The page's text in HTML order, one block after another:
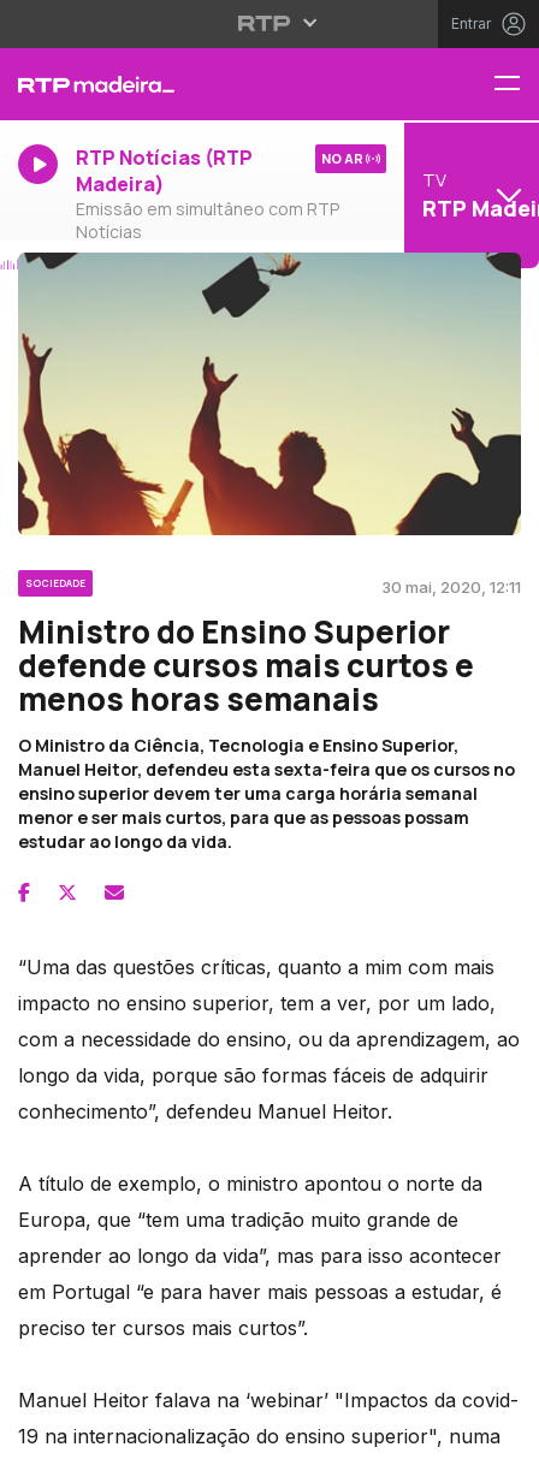
Entrar
RTP Notícias (RTP
Madeira)
Emissão em simultâneo com RTP
Notícias
NO AR
TV
RTP
SOCIEDADE 30 mai, 2020, 12:11
Ministro do Ensino Superior
defende cursos mais curtos e
menos horas semanais
O Ministro da Ciência, Tecnologia e Ensino Superior,
Manuel Heitor, defendeu esta sexta-feira que os cursos no
ensino superior devem ter uma carga horária semanal
menor e ser mais curtos, para que as pessoas possam
estudar ao longo da vida.
“Uma das questões críticas, quanto a mim com mais
impacto no ensino superior, tem a ver, por um lado,
com a necessidade do ensino, ou da aprendizagem, ao
longo da vida, porque são formas fáceis de adquirir
conhecimento”, defendeu Manuel Heitor.
A título de exemplo, o ministro apontou o norte da
Europa, que “tem uma tradição muito grande de
aprender ao longo da vida”, mas para isso acontecer
em Portugal “e para haver mais pessoas a estudar, é
preciso ter cursos mais curtos”.
Manuel Heitor falava na ‘webinar’ "Impactos da covid-
19 na internacionalização do ensino superior", numa